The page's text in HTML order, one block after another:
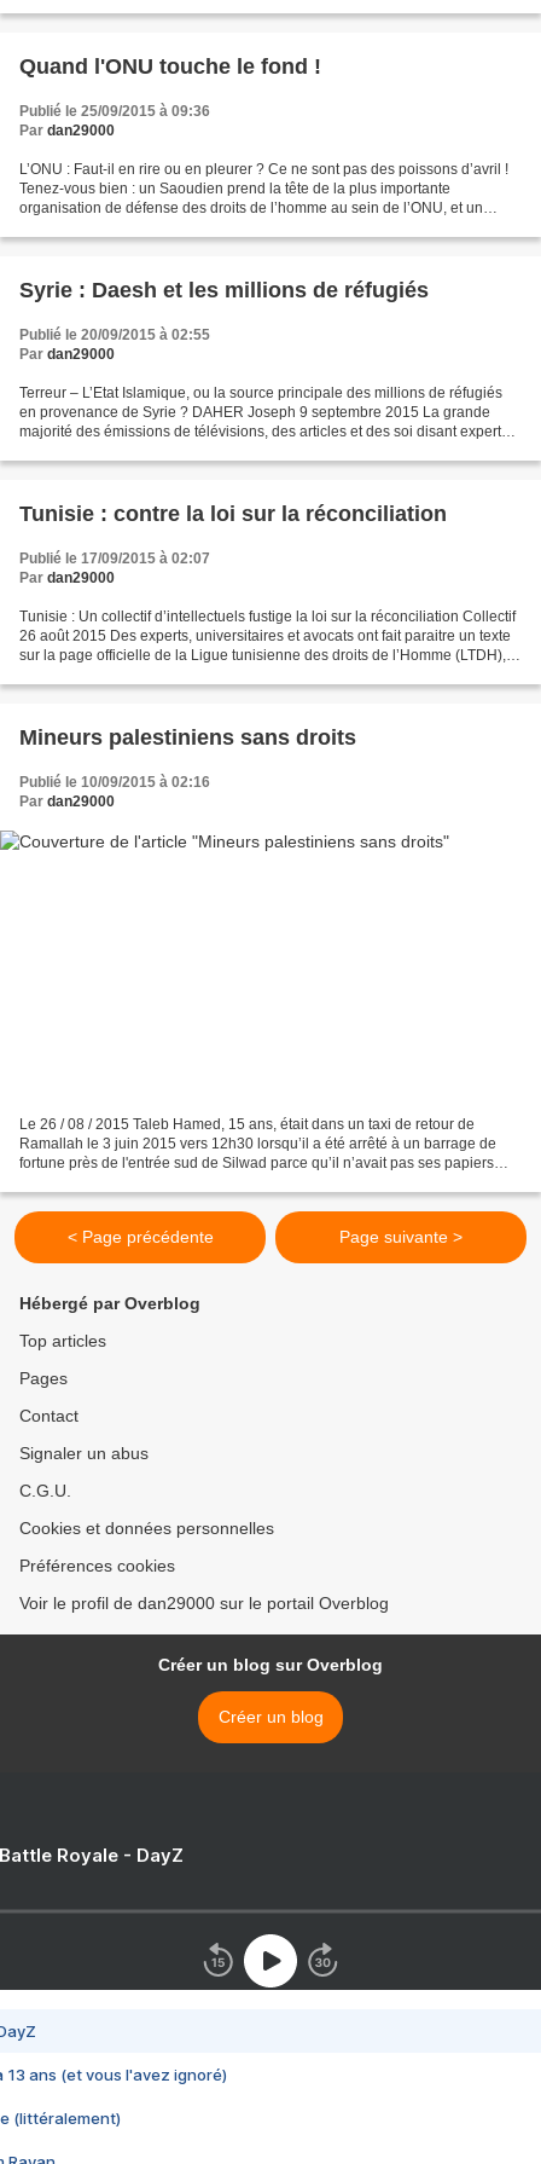
Quand l'ONU touche le fond !
Publié le 25/09/2015 à 09:36
Par dan29000
L’ONU : Faut-il en rire ou en pleurer ? Ce ne sont pas des poissons d’avril !
Tenez-vous bien : un Saoudien prend la tête de la plus importante
organisation de défense des droits de l’homme au sein de l’ONU, et un
Syrie : Daesh et les millions de réfugiés
Publié le 20/09/2015 à 02:55
Par dan29000
Terreur – L’Etat Islamique, ou la source principale des millions de réfugiés
en provenance de Syrie ? DAHER Joseph 9 septembre 2015 La grande
majorité des émissions de télévisions, des articles et des soi disant experts
Tunisie : contre la loi sur la réconciliation
Publié le 17/09/2015 à 02:07
Par dan29000
Tunisie : Un collectif d’intellectuels fustige la loi sur la réconciliation Collectif
26 août 2015 Des experts, universitaires et avocats ont fait paraitre un texte
sur la page officielle de la Ligue tunisienne des droits de l’Homme (LTDH),
Mineurs palestiniens sans droits
Publié le 10/09/2015 à 02:16
Par dan29000
Le 26 / 08 / 2015 Taleb Hamed, 15 ans, était dans un taxi de retour de
Ramallah le 3 juin 2015 vers 12h30 lorsqu’il a été arrêté à un barrage de
fortune près de l'entrée sud de Silwad parce qu’il n’avait pas ses papiers
< Page précédente Page suivante >
Hébergé par Overblog
Top articles
Pages
Contact
Signaler un abus
C.G.U.
Cookies et données personnelles
Préférences cookies
Voir le profil de dan29000 sur le portail Overblog
Créer un blog sur Overblog
Créer un blog
Royale - DayZ
13 ans (et vous l'avez ignoré)
(littéralement)